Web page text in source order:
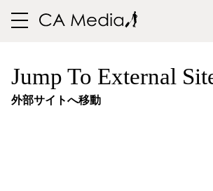
toggle
Jump To External
外部サイトへ移動